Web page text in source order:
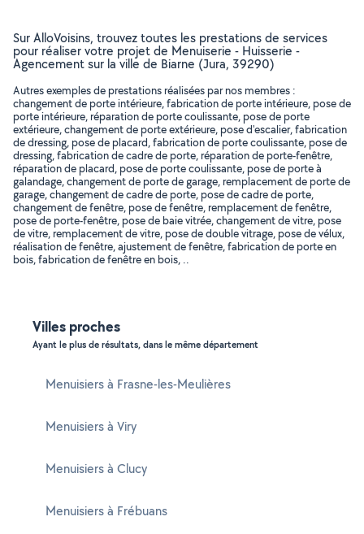
Sur AlloVoisins, trouvez toutes les prestations de services
pour réaliser votre projet de Menuiserie - Huisserie -
Agencement sur la ville de Biarne (Jura, 39290)
Autres exemples de prestations réalisées par nos membres :
changement de porte intérieure, fabrication de porte intérieure, pose de
porte intérieure, réparation de porte coulissante, pose de porte
extérieure, changement de porte extérieure, pose d'escalier, fabrication
de dressing, pose de placard, fabrication de porte coulissante, pose de
dressing, fabrication de cadre de porte, réparation de porte-fenêtre,
réparation de placard, pose de porte coulissante, pose de porte à
galandage, changement de porte de garage, remplacement de porte de
garage, changement de cadre de porte, pose de cadre de porte,
changement de fenêtre, pose de fenêtre, remplacement de fenêtre,
pose de porte-fenêtre, pose de baie vitrée, changement de vitre, pose
de vitre, remplacement de vitre, pose de double vitrage, pose de vélux,
réalisation de fenêtre, ajustement de fenêtre, fabrication de porte en
bois, fabrication de fenêtre en bois, ..
Villes proches
Ayant le plus de résultats, dans le même département
Menuisiers à Frasne-les-Meulières
Menuisiers à Viry
Menuisiers à Clucy
Menuisiers à Frébuans